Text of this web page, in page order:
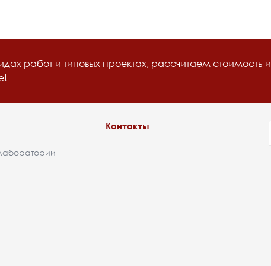
работ и типовых проектах, рассчитаем стоимость и
Контакты